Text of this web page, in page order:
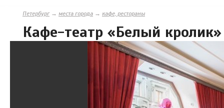
Петербург→ места города → кафе, рестораны
Кафе-театр «Белый кролик»